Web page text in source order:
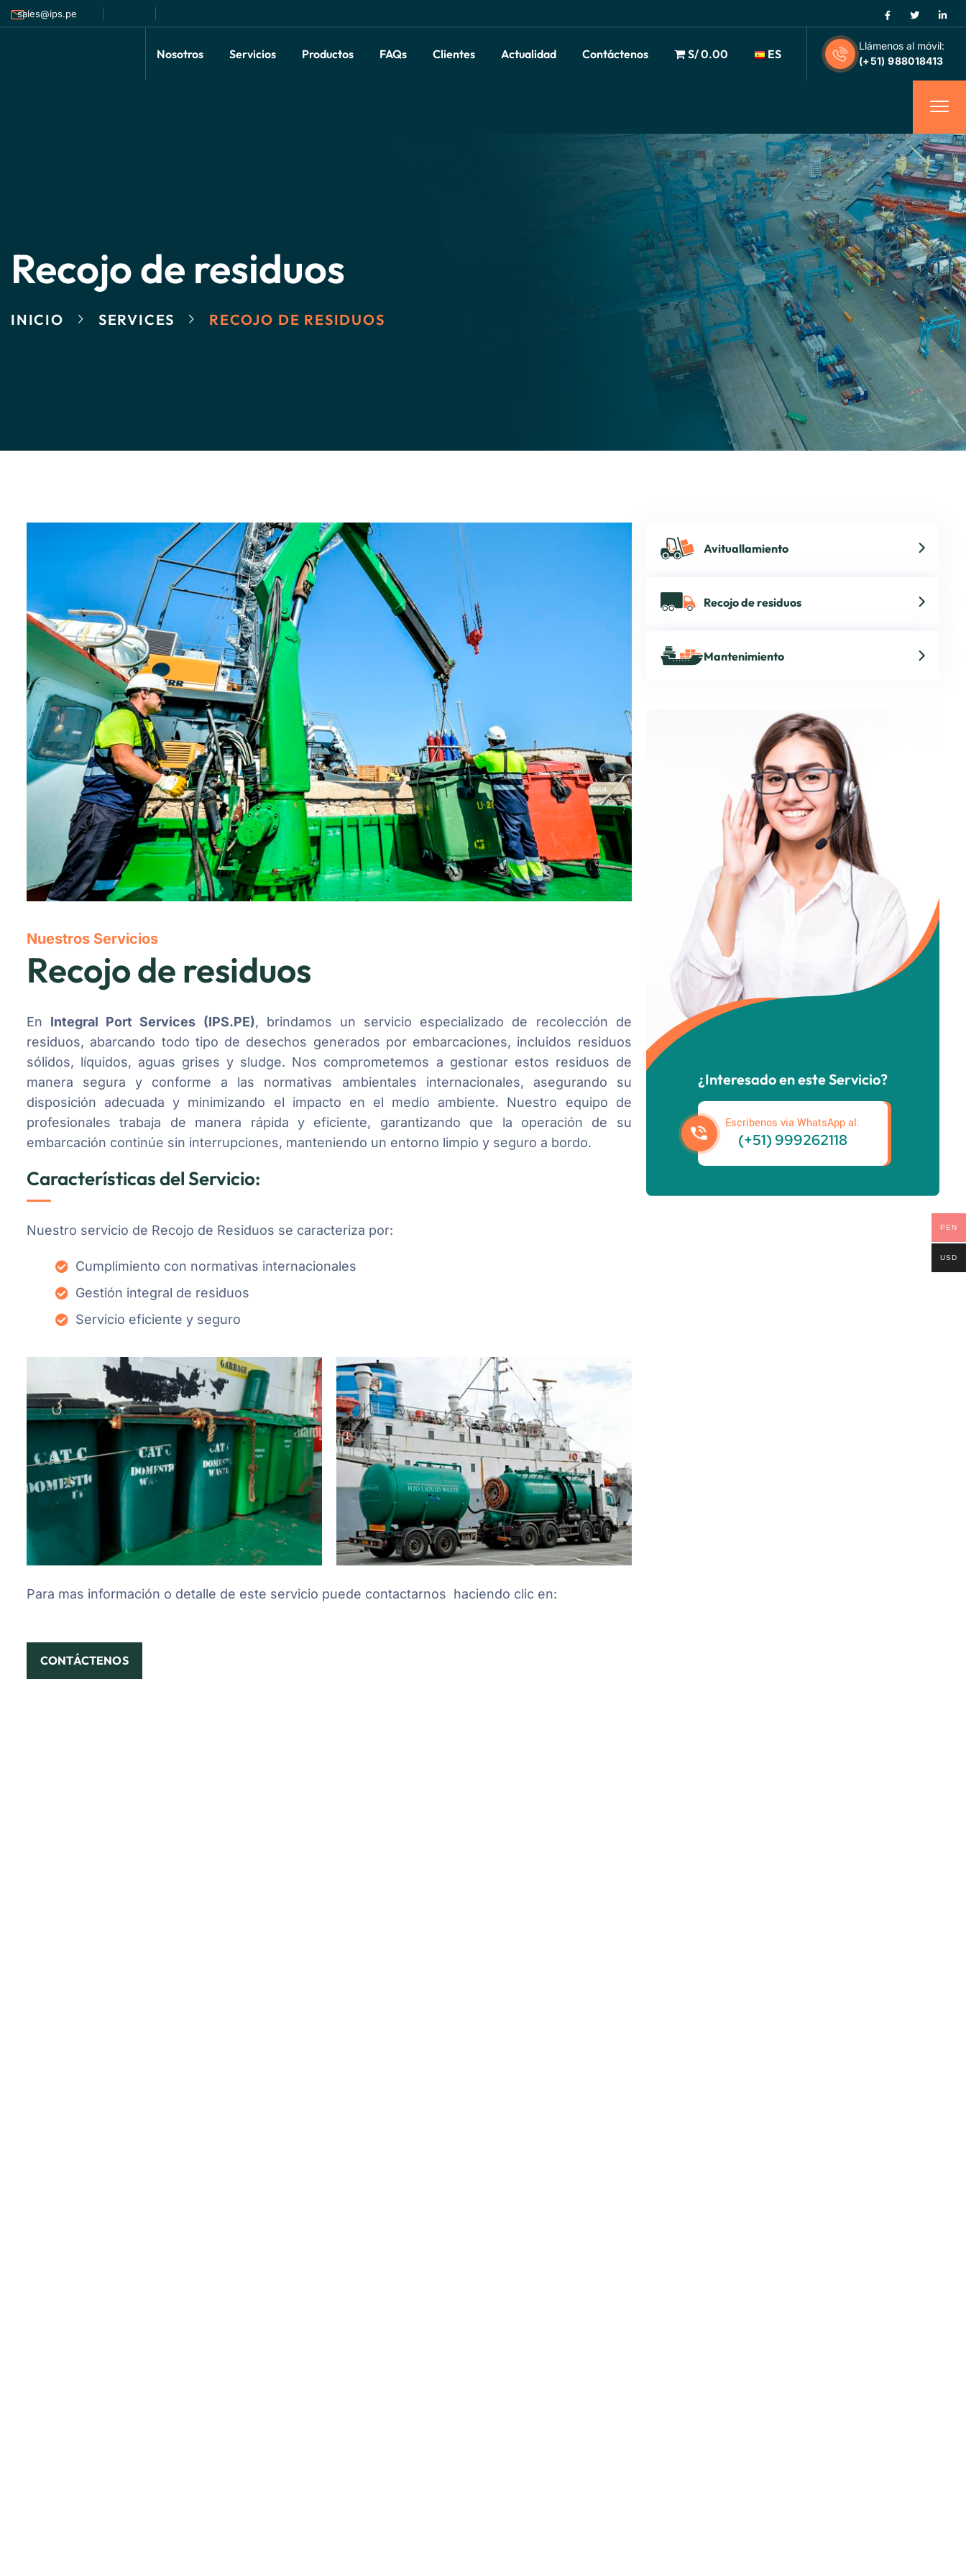
sales@ips.pe
Nosotros Servicios Productos FAQs Clientes Actualidad Contáctenos S/ 0.00 ES
Llámenos al móvil:
(+51) 988018413
Recojo de residuos
INICIO SERVICES RECOJO DE RESIDUOS
Nuestros Servicios
Recojo de residuos
En Integral Port Services (IPS.PE), brindamos un servicio especializado de recolección de
residuos, abarcando todo tipo de desechos generados por embarcaciones, incluidos residuos
sólidos, líquidos, aguas grises y sludge. Nos comprometemos a gestionar estos residuos de
manera segura y conforme a las normativas ambientales internacionales, asegurando su
disposición adecuada y minimizando el impacto en el medio ambiente. Nuestro equipo de
profesionales trabaja de manera rápida y eficiente, garantizando que la operación de su
embarcación continúe sin interrupciones, manteniendo un entorno limpio y seguro a bordo.
Características del Servicio:
Nuestro servicio de Recojo de Residuos se caracteriza por:
Cumplimiento con normativas internacionales
Gestión integral de residuos
Servicio eficiente y seguro
Para mas información o detalle de este servicio puede contactarnos haciendo clic en:
CONTÁCTENOS
Avituallamiento
Recojo de residuos
Mantenimiento
¿Interesado en este Servicio?
Escribenos via WhatsApp al:
(+51) 999262118
PEN
USD